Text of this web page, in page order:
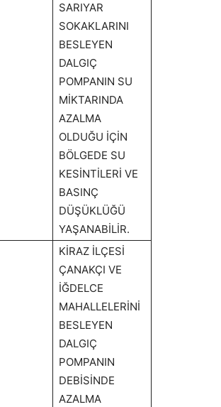
SARIYAR
SOKAKLARINI
BESLEYEN
DALGIÇ
POMPANIN SU
MİKTARINDA
AZALMA
OLDUĞU İÇİN
BÖLGEDE SU
KESİNTİLERİ VE
BASINÇ
DÜŞÜKLÜĞÜ
YAŞANABİLİR.
KİRAZ İLÇESİ
ÇANAKÇI VE
İĞDELCE
MAHALLELERİNİ
BESLEYEN
DALGIÇ
POMPANIN
DEBİSİNDE
AZALMA